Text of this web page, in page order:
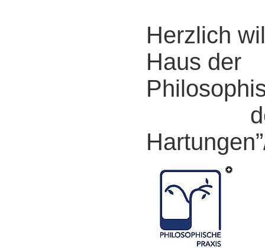
Herzlich
Haus der
der